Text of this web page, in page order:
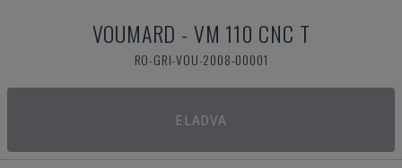
VOUMARD - VM 110 CNC T
RO-GRI-VOU-2008-00001
ELADVA